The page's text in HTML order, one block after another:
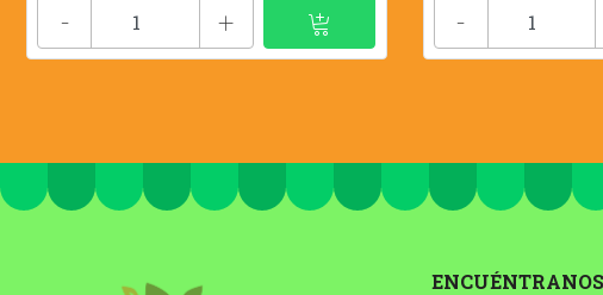
- + -
ENCUÉNTRANOS